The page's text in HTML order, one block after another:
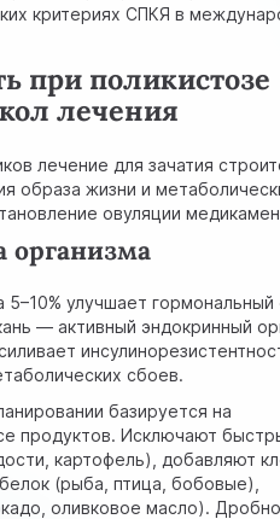
критериях СПКЯ в
при поликистозе
лечения
лечение для зачатия
образа жизни и
овуляции
организма
улучшает гормональный
— активный эндокринный
сбоев.
базируется на
продуктов. Исключают
картофель), добавляют
(рыба, птица, бобовые),
оливковое масло).